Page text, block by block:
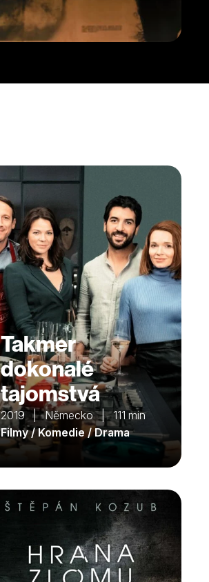
Takmer
dokonalé
tajomstvá
2019 | Německo | 111 min
Filmy / Komedie / Drama